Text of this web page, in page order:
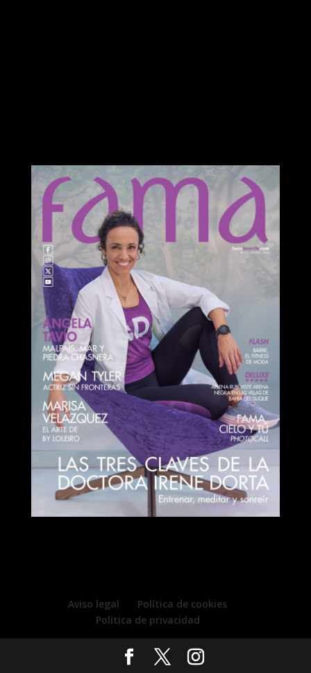
Aviso legal
Política de cookies
Política de privacidad